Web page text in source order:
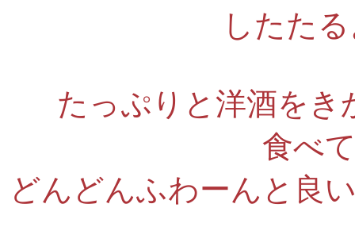
したた
たっぷりと洋酒をき
食べ
どんどんふわーんと良